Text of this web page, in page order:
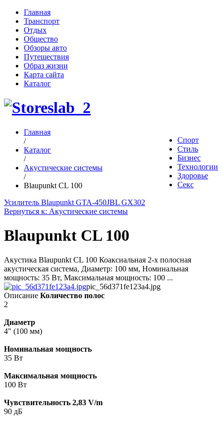
Главная
Транспорт
Отдых
Общество
Обзоры авто
Путешествия
Образ жизни
Карта сайта
Каталог
Спорт
Стиль
Бизнес
Технологии
Здоровье
Секс
Главная
/
Каталог
/
Акустические системы
/
Blaupunkt CL 100
Усилитель Blaupunkt GTA-450JBL GX302
Вернуться к: Акустические системы
Blaupunkt CL 100
Акустика Blaupunkt CL 100 Коаксиальная 2-х полосная
акустическая система, Диаметр: 100 мм, Номинальная
мощность: 35 Вт, Максимальная мощность: 100 ...
pic_56d371fe123a4.jpg
Описание Количество полос
2
Диаметр
4" (100 мм)
Номинальная мощность
35 Вт
Максимальная мощность
100 Вт
Чувствительность 2,83 V/m
90 дБ